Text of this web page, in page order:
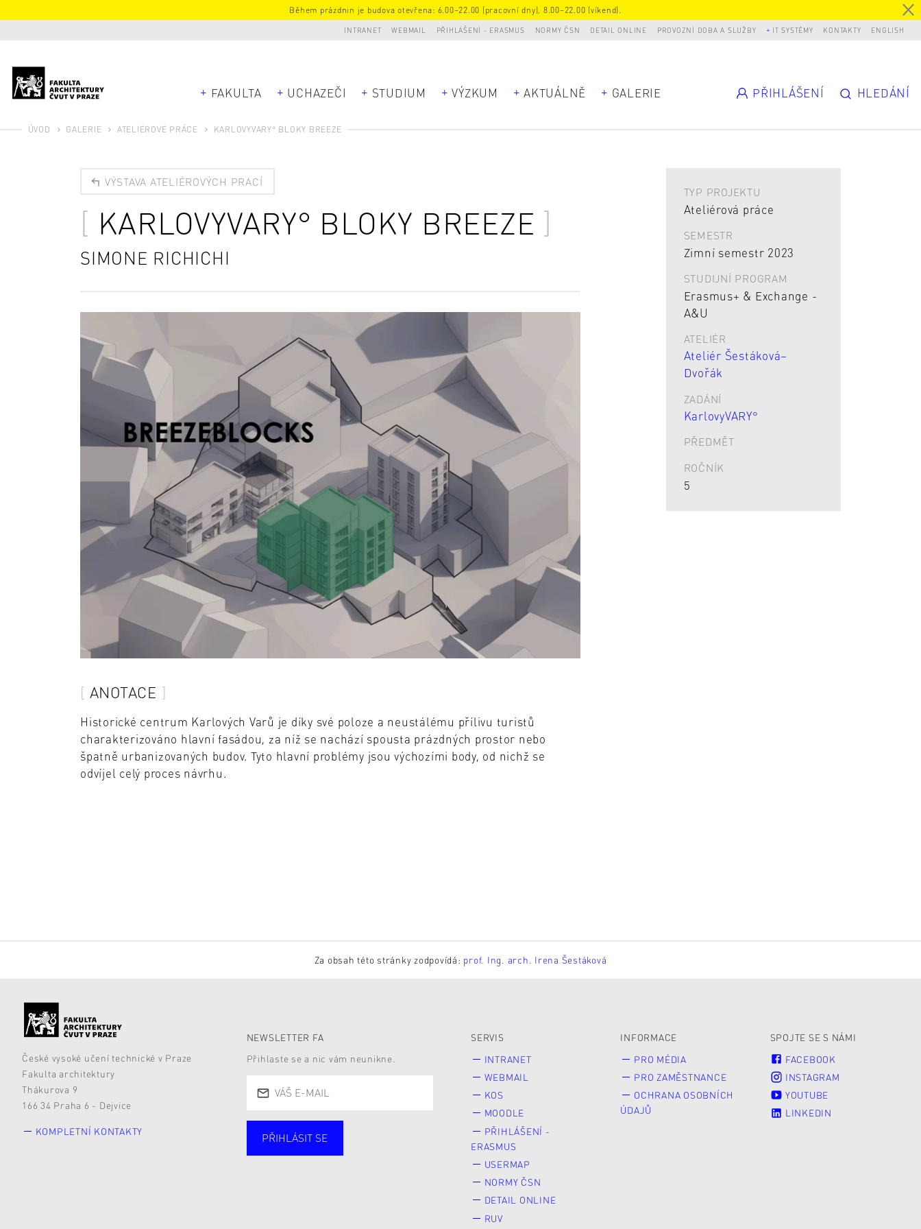
Během prázdnin je budova otevřena: 6.00–22.00 (pracovní dny), 8.00–22.00 (víkend).
INTRANET WEBMAIL PŘIHLÁŠENÍ - ERASMUS NORMY ČSN DETAIL ONLINE PROVOZNÍ DOBA A SLUŽBY IT SYSTÉMY KONTAKTY ENGLISH
FAKULTA UCHAZEČI STUDIUM VÝZKUM AKTUÁLNĚ GALERIE PŘIHLÁŠENÍ HLEDÁNÍ
ÚVOD GALERIE ATELIÉROVÉ PRÁCE KARLOVYVARY° BLOKY BREEZE
VÝSTAVA ATELIÉROVÝCH PRACÍ
KARLOVYVARY° BLOKY BREEZE
SIMONE RICHICHI
ANOTACE
Historické centrum Karlových Varů je díky své poloze a neustálému přílivu turistů
charakterizováno hlavní fasádou, za níž se nachází spousta prázdných prostor nebo
špatně urbanizovaných budov. Tyto hlavní problémy jsou výchozími body, od nichž se
odvíjel celý proces návrhu.
TYP PROJEKTU
Ateliérová práce
SEMESTR
Zimní semestr 2023
STUDIJNÍ PROGRAM
Erasmus+ & Exchange -
A&U
ATELIÉR
Ateliér Šestáková–
Dvořák
ZADÁNÍ
KarlovyVARY°
PŘEDMĚT
ROČNÍK
5
Za obsah této stránky zodpovídá: prof. Ing. arch. Irena Šestáková
České vysoké učení technické v Praze
Fakulta architektury
Thákurova 9
166 34 Praha 6 - Dejvice
KOMPLETNÍ KONTAKTY
NEWSLETTER FA
Přihlaste se a nic vám neunikne.
PŘIHLÁSIT SE
SERVIS
INTRANET
WEBMAIL
KOS
MOODLE
PŘIHLÁŠENÍ -
ERASMUS
USERMAP
NORMY ČSN
DETAIL ONLINE
RUV
INFORMACE
PRO MÉDIA
PRO ZAMĚSTNANCE
OCHRANA OSOBNÍCH
ÚDAJŮ
SPOJTE SE S NÁMI
FACEBOOK
INSTAGRAM
YOUTUBE
LINKEDIN